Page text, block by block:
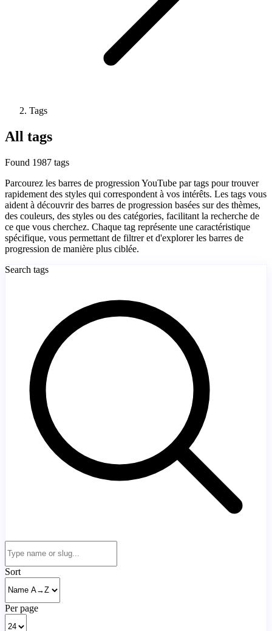
Tags
All tags
Found 1987 tags
Parcourez les barres de progression YouTube par tags pour trouver
rapidement des styles qui correspondent à vos intérêts. Les tags vous
aident à découvrir des barres de progression basées sur des thèmes,
des couleurs, des styles ou des catégories, facilitant la recherche de
ce que vous cherchez. Chaque tag représente une caractéristique
spécifique, vous permettant de filtrer et d'explorer les barres de
progression de manière plus ciblée.
Search tags
Sort
Per page